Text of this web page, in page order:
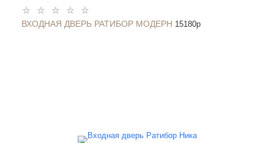
ВХОДНАЯ ДВЕРЬ РАТИБОР МОДЕРН 15180p